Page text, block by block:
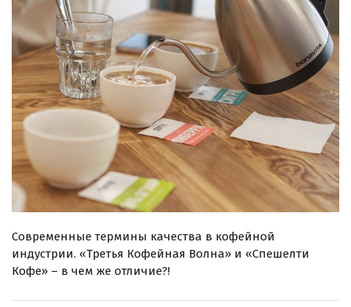
Современные термины качества в кофейной
индустрии. «Третья Кофейная Волна» и «Спешелти
Кофе» – в чем же отличие?!